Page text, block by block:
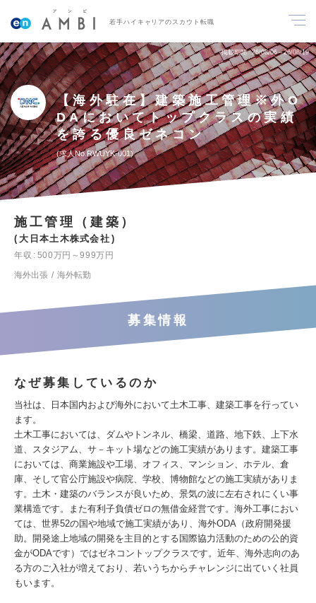
若手ハイキャリアのスカウト転職
掲載期間 26/08/06～26/08/19
【海外駐在】建築施工管理※外O
DAにおいてトップクラスの実績
を誇る優良ゼネコン
求人No.RWUYK-001
施工管理（建築）
大日本土木株式会社
年収
500万円～999万円
海外出張
海外転勤
募集情報
なぜ募集しているのか
当社は、日本国内および海外において土木工事、建築工事を行ってい
ます。
土木工事においては、ダムやトンネル、橋梁、道路、地下鉄、上下水
道、スタジアム、サ－キット場などの施工実績があります。建築工事
においては、商業施設や工場、オフィス、マンション、ホテル、倉
庫、そして官公庁施設や病院、学校、博物館などの施工実績がありま
す。土木・建築のバランスが良いため、景気の波に左右されにくい事
業構造です。また有利子負債ゼロの無借金経営です。海外工事におい
ては、世界52の国や地域で施工実績があり、海外ODA（政府開発援
助。開発途上地域の開発を主目的とする国際協力活動のための公的資
金がODAです）ではゼネコントップクラスです。近年、海外志向のあ
る方のご入社が増えており、若いうちからチャレンジに出ていく社員
もいます。